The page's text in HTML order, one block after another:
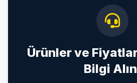
Ürünler ve
Bilgi